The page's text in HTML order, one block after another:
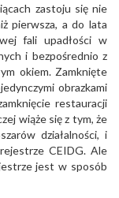
zastoju się nie
pierwsza, a do lata
fali upadłości w
i bezpośrednio z
okiem. Zamknięte
obrazkami
restauracji
wiąże się z tym, że
działalności, i
CEIDG. Ale
jest w sposób